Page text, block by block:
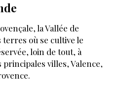
la Vallée de
terres où se cultive le
loin de tout, à
villes, Valence,